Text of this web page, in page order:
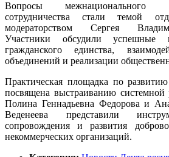
Вопросы межнационального
сотрудничества стали темой
модераторством Сергея
Участники обсудили успешные
гражданского единства,
объединений и реализации
Практическая площадка по
посвящена выстраиванию системной
Полина Геннадьевна Федорова и
Веденеева представили
сопровождения и развития
некоммерческих организаций.